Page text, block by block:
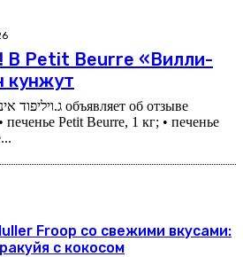
В Petit Beurre «Вилли-
кунжут
Petit Beurre, 1 кг; • печенье
Froop со свежими вкусами:
с кокосом